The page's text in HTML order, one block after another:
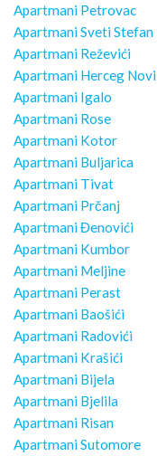
Apartmani Petrovac
Apartmani Sveti Stefan
Apartmani Reževići
Apartmani Herceg Novi
Apartmani Igalo
Apartmani Rose
Apartmani Kotor
Apartmani Buljarica
Apartmani Tivat
Apartmani Prčanj
Apartmani Đenovići
Apartmani Kumbor
Apartmani Meljine
Apartmani Perast
Apartmani Baošići
Apartmani Radovići
Apartmani Krašići
Apartmani Bijela
Apartmani Bjelila
Apartmani Risan
Apartmani Sutomore